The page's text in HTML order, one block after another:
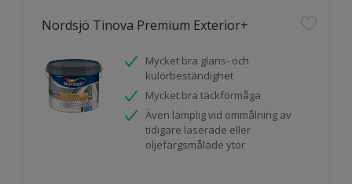
Nordsjö Tinova Premium Exterior+
Mycket bra glans- och
kulörbeständighet
Mycket bra täckförmåga
Även lämplig vid ommålning av
tidigare laserade eller
oljefärgsmålade ytor